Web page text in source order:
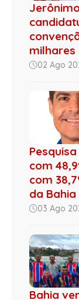
milhares
02 Ago
com
com
da Bahia
03 Ago
Bahia